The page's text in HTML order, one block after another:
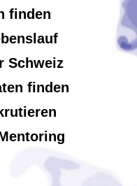
finden
Schweiz
finden